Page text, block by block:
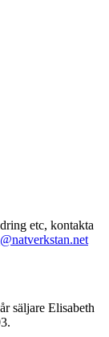
etc, kontakta
säljare Elisabeth